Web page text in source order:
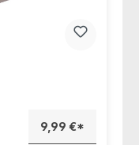
9,99 €*